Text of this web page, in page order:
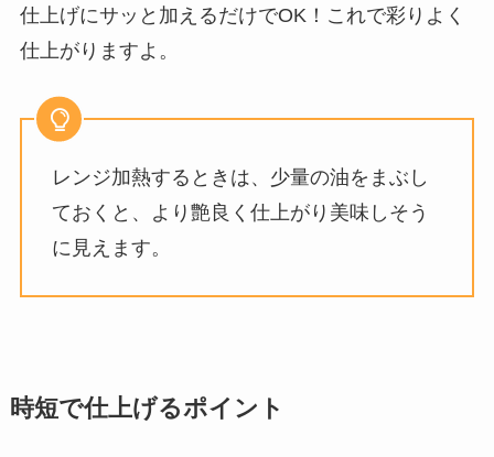
仕上げにサッと加えるだけでOK！これで彩りよく
仕上がりますよ。
レンジ加熱するときは、少量の油をまぶし
ておくと、より艶良く仕上がり美味しそう
に見えます。
時短で仕上げるポイント